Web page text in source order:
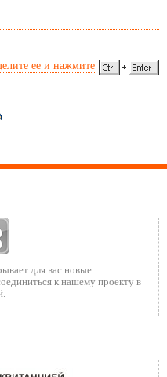
ее и нажмите
для вас новые
к нашему проекту в